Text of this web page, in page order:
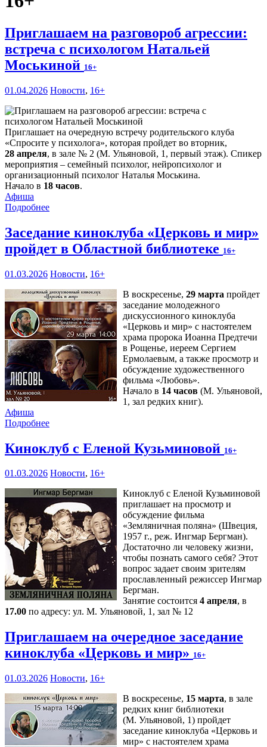
Приглашаем на разговороб агрессии:
встреча с психологом Натальей
Моськиной 16+
01.04.2026 Новости, 16+
Приглашает на очередную встречу родительского клуба
«Спросите у психолога», которая пройдет во вторник,
28 апреля, в зале № 2 (М. Ульяновой, 1, первый этаж). Спикер
мероприятия – семейный психолог, нейропсихолог и
организационный психолог Наталья Моськина.
Начало в 18 часов.
Афиша
Подробнее
Заседание киноклуба «Церковь и мир»
пройдет в Областной библиотеке 16+
01.03.2026 Новости, 16+
В воскресенье, 29 марта пройдет
заседание молодежного
дискуссионного киноклуба
«Церковь и мир» с настоятелем
храма пророка Иоанна Предтечи
в Рощенье, иереем Сергием
Ермолаевым, а также просмотр и
обсуждение художественного
фильма «Любовь».
Начало в 14 часов (М. Ульяновой,
1, зал редких книг).
Афиша
Подробнее
Киноклуб с Еленой Кузьминовой 16+
01.03.2026 Новости, 16+
Киноклуб с Еленой Кузьминовой
приглашает на просмотр и
обсуждение фильма
«Земляничная поляна» (Швеция,
1957 г., реж. Ингмар Бергман).
Достаточно ли человеку жизни,
чтобы познать самого себя? Этот
вопрос задает своим зрителям
прославленный режиссер Ингмар
Бергман.
Занятие состоится 4 апреля, в
17.00 по адресу: ул. М. Ульяновой, 1, зал № 12
Приглашаем на очередное заседание
киноклуба «Церковь и мир» 16+
01.03.2026 Новости, 16+
В воскресенье, 15 марта, в зале
редких книг библиотеки
(М. Ульяновой, 1) пройдет
заседание киноклуба «Церковь и
мир» с настоятелем храма